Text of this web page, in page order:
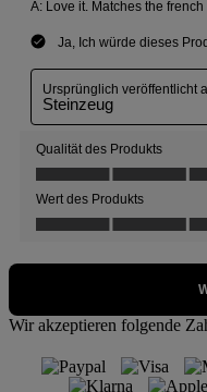
Wir akzeptieren folgende